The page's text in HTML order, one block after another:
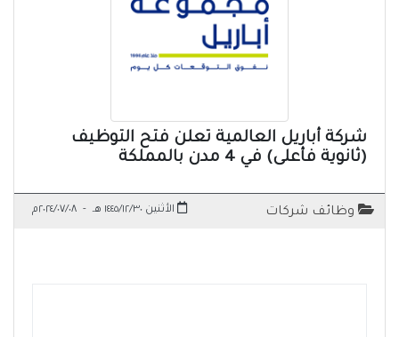
شركة أباريل العالمية تعلن فتح التوظيف
(ثانوية فأعلى) في 4 مدن بالمملكة
وظائف شركات الأثنين ١٤٤٥/١٢/٣٠ هـ - ٢٠٢٤/٠٧/٠٨م